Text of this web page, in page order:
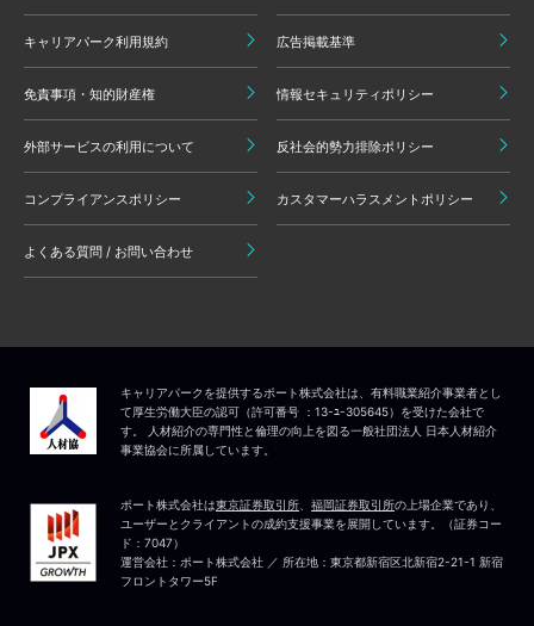
キャリアパーク利用規約 広告掲載基準
免責事項・知的財産権 情報セキュリティポリシー
外部サービスの利用について 反社会的勢力排除ポリシー
コンプライアンスポリシー カスタマーハラスメントポリシー
よくある質問 / お問い合わせ